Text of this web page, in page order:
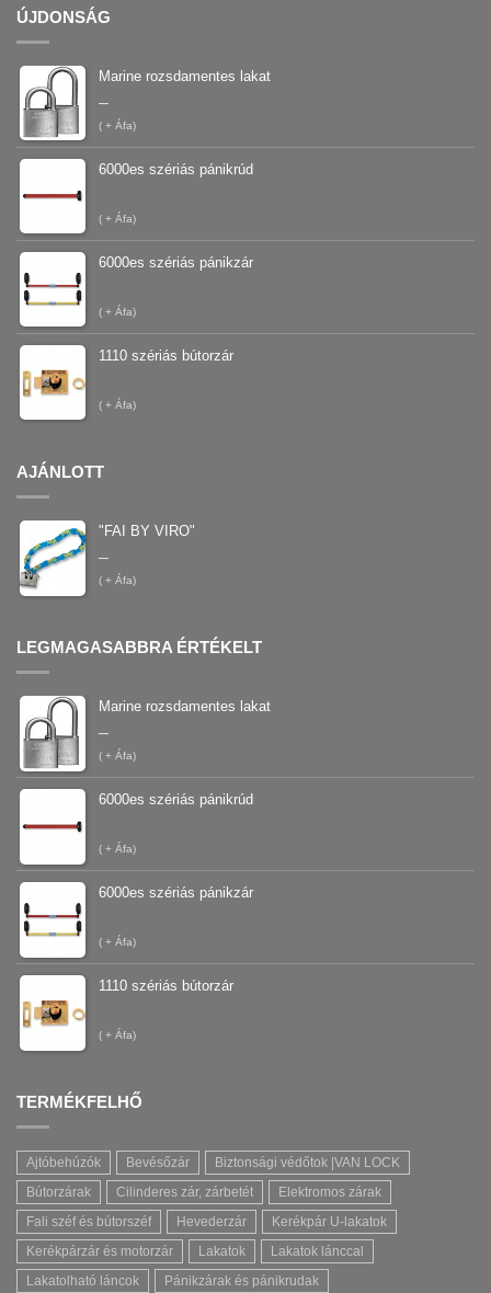
ÚJDONSÁG
Marine rozsdamentes lakat
–
( + Áfa)
6000es szériás pánikrúd
( + Áfa)
6000es szériás pánikzár
( + Áfa)
1110 szériás bútorzár
( + Áfa)
AJÁNLOTT
"FAI BY VIRO"
–
( + Áfa)
LEGMAGASABBRA ÉRTÉKELT
Marine rozsdamentes lakat
–
( + Áfa)
6000es szériás pánikrúd
( + Áfa)
6000es szériás pánikzár
( + Áfa)
1110 szériás bútorzár
( + Áfa)
TERMÉKFELHŐ
Ajtóbehúzók Bevésőzár
Biztonsági védőtok |VAN LOCK
Bútorzárak
Cilinderes zár, zárbetét
Elektromos zárak
Fali széf és bútorszéf
Hevederzár
Kerékpár U-lakatok
Kerékpárzár és motorzár
Lakatok
Lakatok lánccal
Lakatolható láncok
Pánikzárak és pánikrudak